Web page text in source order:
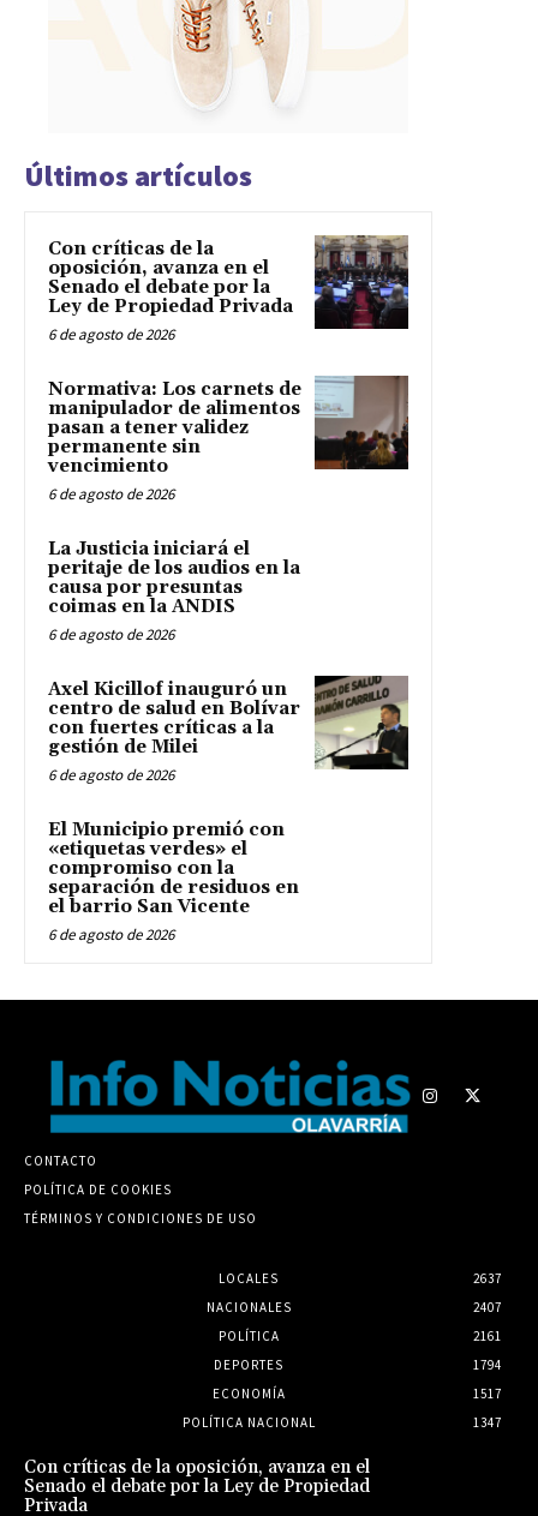
Últimos artículos
Con críticas de la
oposición, avanza en el
Senado el debate por la
Ley de Propiedad Privada
6 de agosto de 2026
Normativa: Los carnets de
manipulador de alimentos
pasan a tener validez
permanente sin
vencimiento
6 de agosto de 2026
La Justicia iniciará el
peritaje de los audios en la
causa por presuntas
coimas en la ANDIS
6 de agosto de 2026
Axel Kicillof inauguró un
centro de salud en Bolívar
con fuertes críticas a la
gestión de Milei
6 de agosto de 2026
El Municipio premió con
«etiquetas verdes» el
compromiso con la
separación de residuos en
el barrio San Vicente
6 de agosto de 2026
CONTACTO
POLÍTICA DE COOKIES
TÉRMINOS Y CONDICIONES DE USO
LOCALES
2637
NACIONALES
2407
POLÍTICA
2161
DEPORTES
1794
ECONOMÍA
1517
POLÍTICA NACIONAL
1347
Con críticas de la oposición, avanza en el
Senado el debate por la Ley de Propiedad
Privada